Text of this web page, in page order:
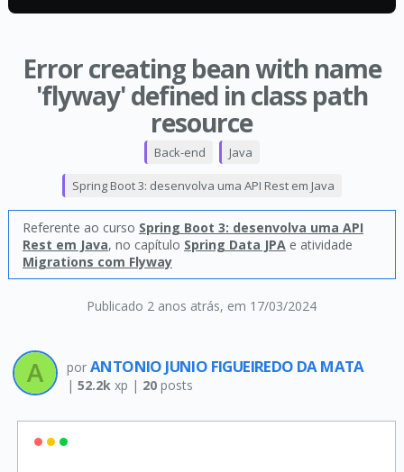
Error creating bean with name
'flyway' defined in class path
resource
Publicado 2 anos atrás, em 17/03/2024
Back-end Java
Spring Boot 3: desenvolva uma API Rest em Java
Referente ao curso Spring Boot 3: desenvolva uma API
Rest em Java, no capítulo Spring Data JPAe atividade
Migrations com Flyway
por ANTONIO JUNIO FIGUEIREDO DA MATA
| 52.2kxp | 20posts